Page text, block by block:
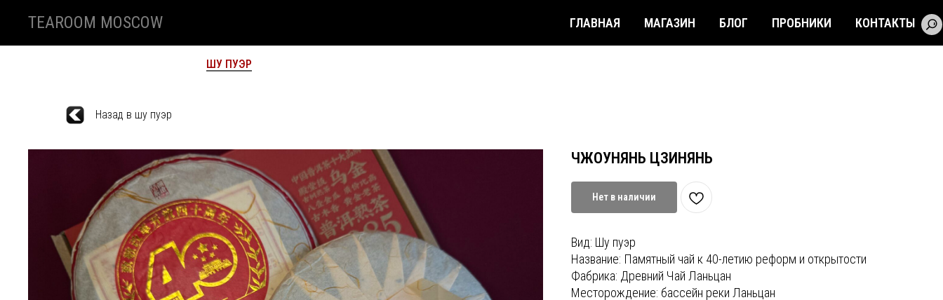
TEAROOM MOSCOW ГЛАВНАЯ МАГАЗИН БЛОГ ПРОБНИКИ КОНТАКТЫ
ШУ ПУЭР
Назад в шу пуэр
ЧЖОУНЯНЬ ЦЗИНЯНЬ
Нет в наличии
Вид: Шу пуэр
Название: Памятный чай к 40-летию реформ и открытости
Фабрика: Древний Чай Ланьцан
Месторождение: бассейн реки Ланьцан